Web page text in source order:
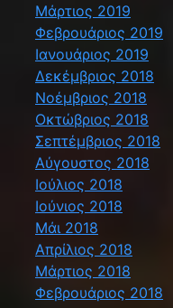
Μάρτιος 2019
Φεβρουάριος 2019
Ιανουάριος 2019
Δεκέμβριος 2018
Νοέμβριος 2018
Οκτώβριος 2018
Σεπτέμβριος 2018
Αύγουστος 2018
Ιούλιος 2018
Ιούνιος 2018
Μάι 2018
Απρίλιος 2018
Μάρτιος 2018
Φεβρουάριος 2018